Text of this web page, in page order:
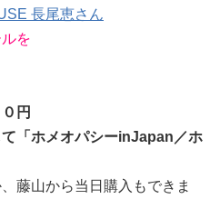
長尾恵さん
ルを
円
「ホメオパシーinJapan／ホ
藤山から当日購入もできま